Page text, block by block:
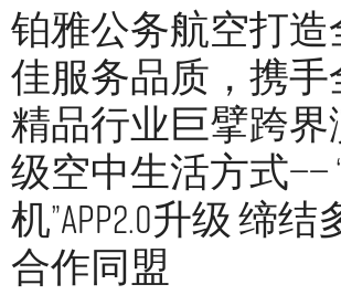
铂雅公务航空打造
佳服务品质，携手
精品行业巨擘跨界
级空中生活方式——
机”APP2.0升级 缔
合作同盟